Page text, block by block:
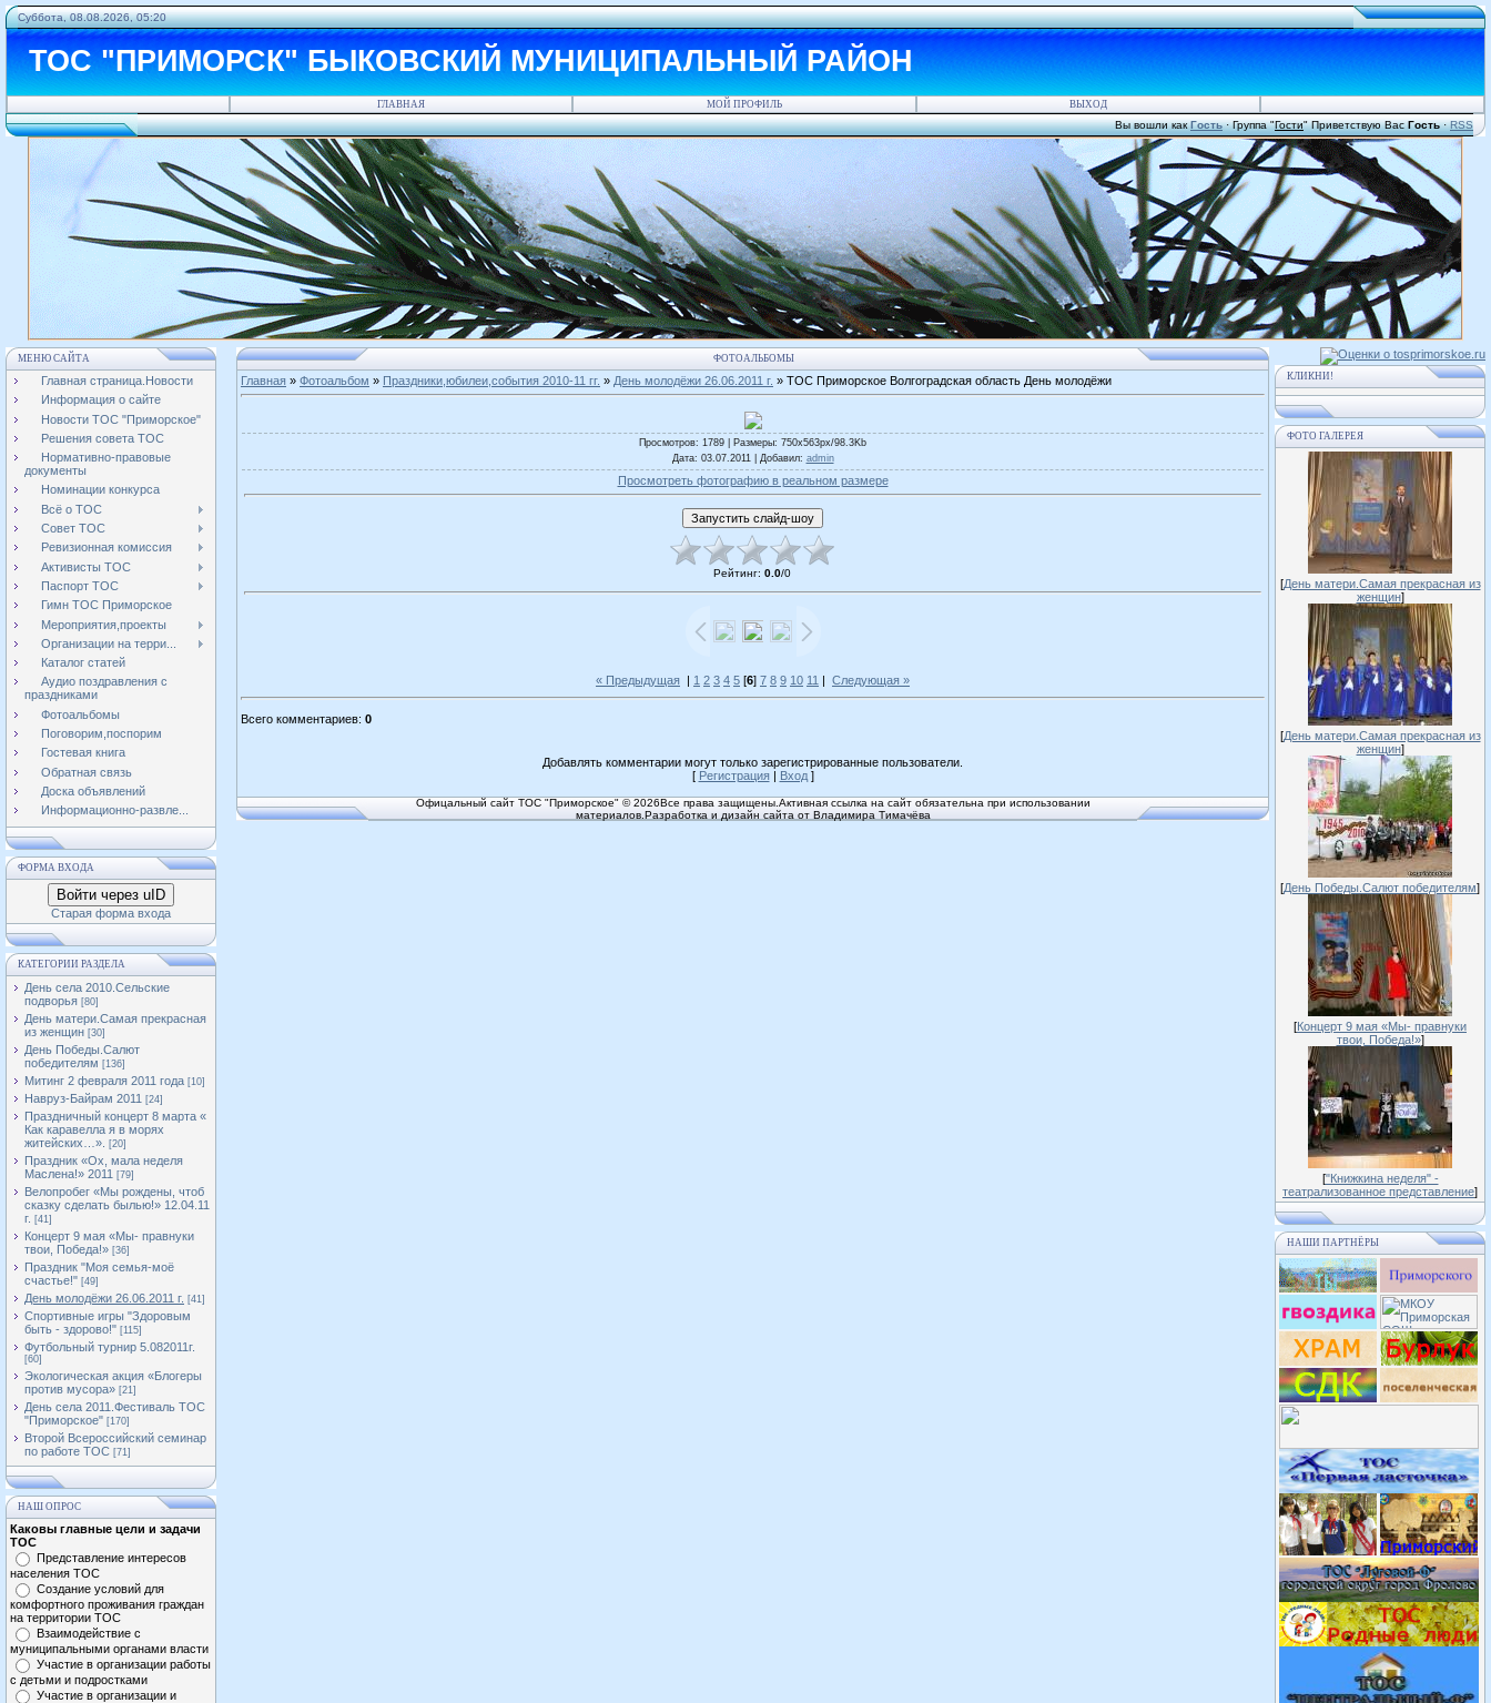
Суббота, 08.08.2026, 05:20
ТОС "ПРИМОРСК" БЫКОВСКИЙ МУНИЦИПАЛЬНЫЙ РАЙОН
ГЛАВНАЯ МОЙ ПРОФИЛЬ ВЫХОД
Вы вошли как Гость·Группа"Гости"Приветствую ВасГость·RSS
МЕНЮ САЙТА
Главная страница.Новости
Информация о сайте
Новости ТОС "Приморское"
Решения совета ТОС
Нормативно-правовые
документы
Номинации конкурса
Всё о ТОС
Совет ТОС
Ревизионная комиссия
Активисты ТОС
Паспорт ТОС
Гимн ТОС Приморское
Мероприятия,проекты
Организации на терри...
Каталог статей
Аудио поздравления с
праздниками
Фотоальбомы
Поговорим,поспорим
Гостевая книга
Обратная связь
Доска объявлений
Информационно-развле...
ФОРМА ВХОДА
Войти через uID
Старая форма входа
КАТЕГОРИИ РАЗДЕЛА
День села 2010.Сельские
подворья [80]
День матери.Самая прекрасная
из женщин [30]
День Победы.Салют
победителям [136]
Митинг 2 февраля 2011 года [10]
Навруз-Байрам 2011 [24]
Праздничный концерт 8 марта «
Как каравелла я в морях
житейских…».
[20]
Праздник «Ох, мала неделя
Маслена!» 2011 [79]
Велопробег «Мы рождены, чтоб
сказку сделать былью!» 12.04.11
г. [41]
Концерт 9 мая «Мы- правнуки
твои, Победа!» [36]
Праздник "Моя семья-моё
счастье!" [49]
День молодёжи 26.06.2011 г. [41]
Спортивные игры "Здоровым
быть - здорово!" [115]
Футбольный турнир 5.082011г.
[60]
Экологическая акция «Блогеры
против мусора» [21]
День села 2011.Фестиваль ТОС
"Приморское" [170]
Второй Всероссийский семинар
по работе ТОС [71]
НАШ ОПРОС
Каковы главные цели и задачи
ТОС
Представление интересов
населения ТОС
Создание условий для
комфортного проживания граждан
на территории ТОС
Взаимодействие с
муниципальными органами власти
Участие в организации работы
с детьми и подростками
Участие в организации и
ФОТОАЛЬБОМЫ
Главная » Фотоальбом » Праздники,юбилеи,события 2010-11 гг. » День молодёжи 26.06.2011 г. » ТОС Приморское Волгоградская область День молодёжи
Просмотров: 1789 | Размеры: 750x563px/98.3Kb
Дата: 03.07.2011 | Добавил: admin
Просмотреть фотографию в реальном размере
Рейтинг: 0.0/0
« Предыдущая | 1 2 3 4 5 [6] 7 8 9 10 11 | Следующая »
Всего комментариев: 0
Добавлять комментарии могут только зарегистрированные пользователи.
[ Регистрация| Вход]
Офицальный сайт ТОС "Приморское" © 2026Все права защищены.Активная ссылка на сайт обязательна при использовании
материалов.Разработка и дизайн сайта от Владимира Тимачёва
КЛИКНИ!
ФОТО ГАЛЕРЕЯ
[День матери.Самая прекрасная из
женщин]
[День матери.Самая прекрасная из
женщин]
[День Победы.Салют победителям]
[Концерт 9 мая «Мы- правнуки
твои, Победа!»]
["Книжкина неделя" -
театрализованное представление]
НАШИ ПАРТНЁРЫ